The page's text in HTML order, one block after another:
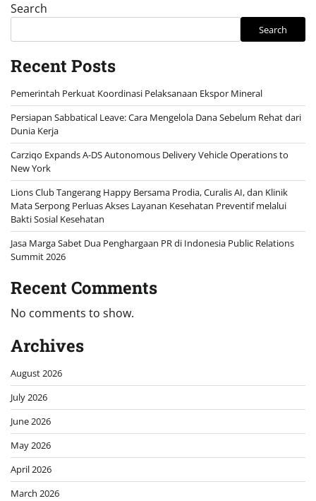
Search
Search
Recent Posts
Pemerintah Perkuat Koordinasi Pelaksanaan Ekspor Mineral
Persiapan Sabbatical Leave: Cara Mengelola Dana Sebelum Rehat dari
Dunia Kerja
Carziqo Expands A-DS Autonomous Delivery Vehicle Operations to
New York
Lions Club Tangerang Happy Bersama Prodia, Curalis AI, dan Klinik
Mata Serpong Perluas Akses Layanan Kesehatan Preventif melalui
Bakti Sosial Kesehatan
Jasa Marga Sabet Dua Penghargaan PR di Indonesia Public Relations
Summit 2026
Recent Comments
No comments to show.
Archives
August 2026
July 2026
June 2026
May 2026
April 2026
March 2026